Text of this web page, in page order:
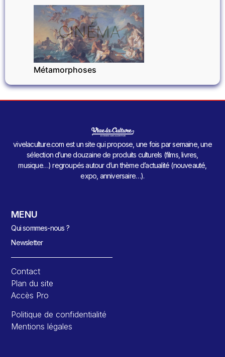
CINÉMA
Métamorphoses
vivelaculture.com est un site qui propose, une fois par semaine, une
sélection d’une douzaine de produits culturels (films, livres,
musique…) regroupés autour d’un thème d’actualité (nouveauté,
expo, anniversaire…).
MENU
Qui sommes-nous ?
Newsletter
Contact
Plan du site
Accès Pro
Politique de confidentialité
Mentions légales